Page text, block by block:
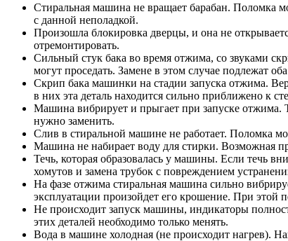
Стиральная машина не вращает барабан. Поломка
с данной неполадкой.
Произошла блокировка дверцы, и она не
отремонтировать.
Сильный стук бака во время отжима, со звуками
могут проседать. Замене в этом случае подлежат
Скрип бака машинки на стадии запуска отжима.
в них эта деталь находится сильно приближено к
Машина вибрирует и прыгает при запуске отжима.
нужно заменить.
Слив в стиральной машине не работает. Поломка
Машина не набирает воду для стирки. Возможная
Течь, которая образовалась у машины. Если течь
хомутов и замена трубок с повреждением
На фазе отжима стиральная машина сильно
эксплуатации произойдет его крошение. При этой
Не происходит запуск машины, индикаторы
этих деталей необходимо только менять.
Вода в машине холодная (не происходит нагрев).